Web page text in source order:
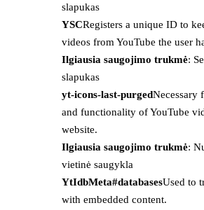
slapukas
YSCRegisters a unique ID to
videos from YouTube the user
Ilgiausia saugojimo trukmė:
slapukas
yt-icons-last-purgedNecessary
and functionality of YouTube
website.
Ilgiausia saugojimo trukmė:
vietinė saugykla
YtIdbMeta#databasesUsed to
with embedded content.